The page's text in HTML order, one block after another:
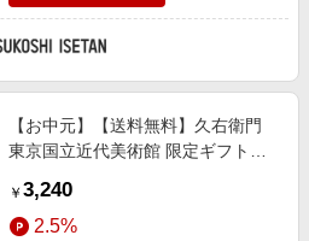
【お中元】【送料無料】久右衛門
東京国立近代美術館 限定ギフト川
和風だし 最中お吸物・お味噌汁詰
合 ※送料無料 調理済み食品【三越
￥ 3,240
2.5%